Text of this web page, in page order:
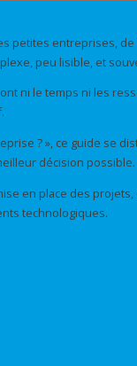
entreprises,
peu lisible, et
ni le temps ni les
? », ce guide se
décision possible.
en place des
technologiques.